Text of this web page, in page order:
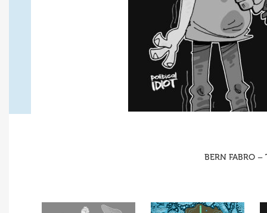
BERN FABRO